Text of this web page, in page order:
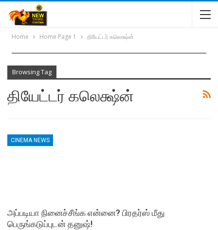
Home Home Page 1 தியேட்டர் கலெக்ஷ்ன்
Browsing Tag
தியேட்டர் கலெக்ஷ்ன்
CINEMA NEWS
அப்படியா நினைச்சீங்க என்னை? பிரதர்ஸ் மீது
பெருங்கடுப்புடன் தனுஷ்!